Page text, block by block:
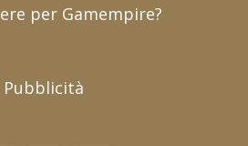
per Gamempire?
Pubblicità